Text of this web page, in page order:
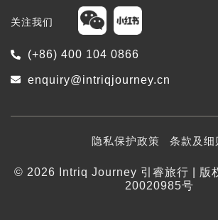
关注我们
(+86) 400 104 0866
enquiry@intriqjourney.cn
隐私保护政策 条款及细
© 2026 Intriq Journey 引睿旅行 | 版
20020985号